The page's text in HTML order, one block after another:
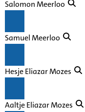
Salomon Meerloo
Samuel Meerloo
Hesje Eliazar Mozes
Aaltje Eliazar Mozes